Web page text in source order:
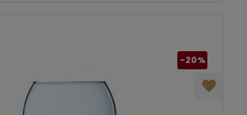
-20%